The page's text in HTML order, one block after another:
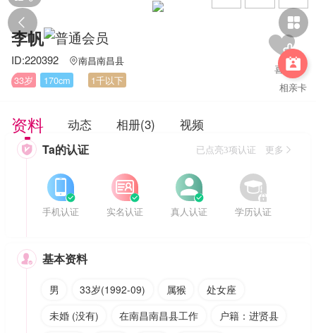
 

相亲卡
李帆
ID:220392 南昌南昌县
33岁
170cm 1千以下
资料 动态 相册(3) 视频
 Ta的认证 已点亮3项认证 更多


手机认证


实名认证


真人认证


学历认证
 基本资料
男 33岁(1992-09) 属猴
处女座
未婚 (没有)
在南昌南昌县工作
户籍：进贤县